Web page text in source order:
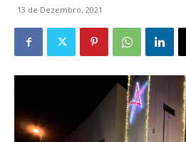
13 de Dezembro, 2021